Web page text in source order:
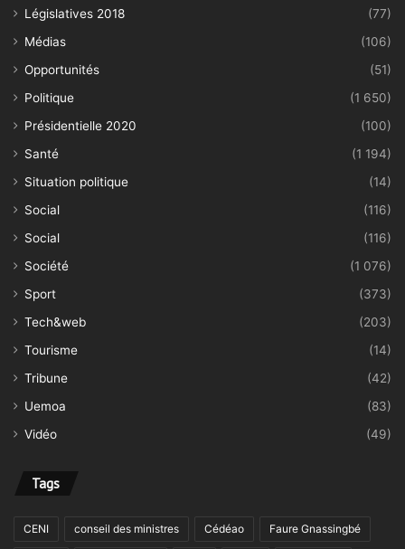
Législatives 2018
(77)
Médias
(106)
Opportunités
(51)
Politique
(1 650)
Présidentielle 2020
(100)
Santé
(1 194)
Situation politique
(14)
Social
(116)
Social
(116)
Société
(1 076)
Sport
(373)
Tech&web
(203)
Tourisme
(14)
Tribune
(42)
Uemoa
(83)
Vidéo
(49)
Tags
CENI conseil des ministres Cédéao Faure Gnassingbé